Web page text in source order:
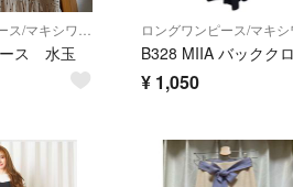
ロングワンピース/マキシワンピース
ス 水玉
¥ 1,050